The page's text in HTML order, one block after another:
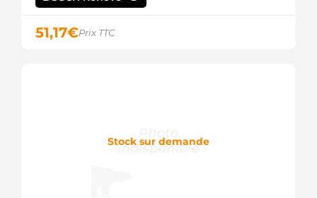
51,17€Prix TTC
Stock sur demande